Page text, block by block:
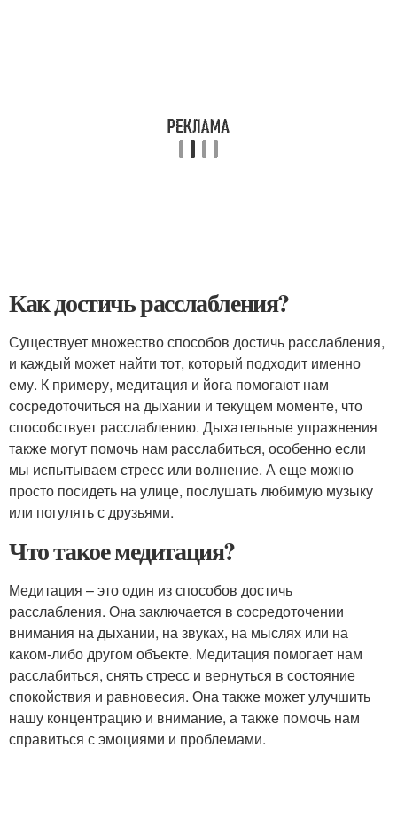
Как достичь расслабления?
Существует множество способов достичь расслабления,
и каждый может найти тот, который подходит именно
ему. К примеру, медитация и йога помогают нам
сосредоточиться на дыхании и текущем моменте, что
способствует расслаблению. Дыхательные упражнения
также могут помочь нам расслабиться, особенно если
мы испытываем стресс или волнение. А еще можно
просто посидеть на улице, послушать любимую музыку
или погулять с друзьями.
Что такое медитация?
Медитация – это один из способов достичь
расслабления. Она заключается в сосредоточении
внимания на дыхании, на звуках, на мыслях или на
каком-либо другом объекте. Медитация помогает нам
расслабиться, снять стресс и вернуться в состояние
спокойствия и равновесия. Она также может улучшить
нашу концентрацию и внимание, а также помочь нам
справиться с эмоциями и проблемами.